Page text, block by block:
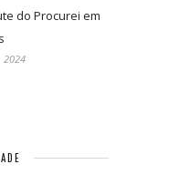
do Procurei em
2024